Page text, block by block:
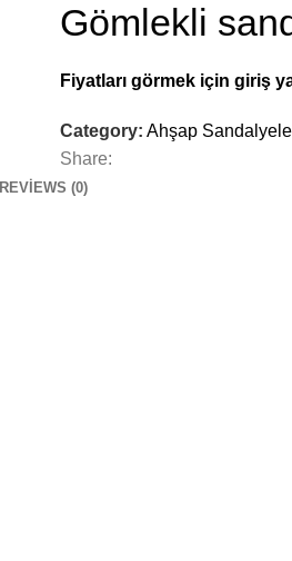
Gömlekli
Fiyatları görmek için giriş
Category: Ahşap
Share:
REVIEWS (0)